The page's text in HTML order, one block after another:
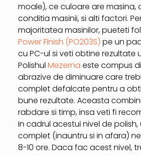
moale), ce culoare are masina,
conditia masinii, si alti factori.
majoritatea masinilor, pueteti
Power Finish (PO203S) pe un
cu PC-ul si veti obtine rezultate
Polishul Mezerna este compus
abrazive de diminuare care
complet defalcate pentru a
bune rezultate. Aceasta
rabdare si timp, insa veti fi
In cadrul acestui nivel de
complet (inauntru si in afara)
8-10 ore. Daca fac acest nivel,